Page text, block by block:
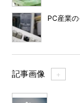
PC産業
記事画像 ＋